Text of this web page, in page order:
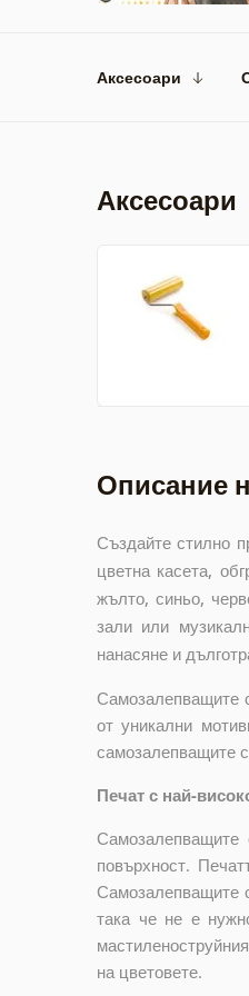
Аксесоари
Аксесоари
Описание
Създайте стилно
цветна касета,
жълто, синьо,
зали или
нанасяне и
Самозалепващите
от уникални
самозалепващите
Печат с най-
Самозалепващите
повърхност.
Самозалепващите
така че не е
на цветовете.